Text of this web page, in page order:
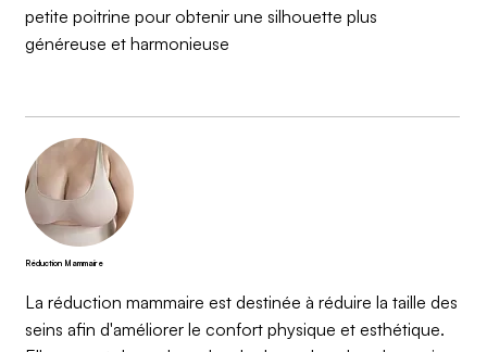
petite poitrine pour obtenir une silhouette plus
généreuse et harmonieuse
Réduction Mammaire
La réduction mammaire est destinée à réduire la taille des
seins afin d'améliorer le confort physique et esthétique.